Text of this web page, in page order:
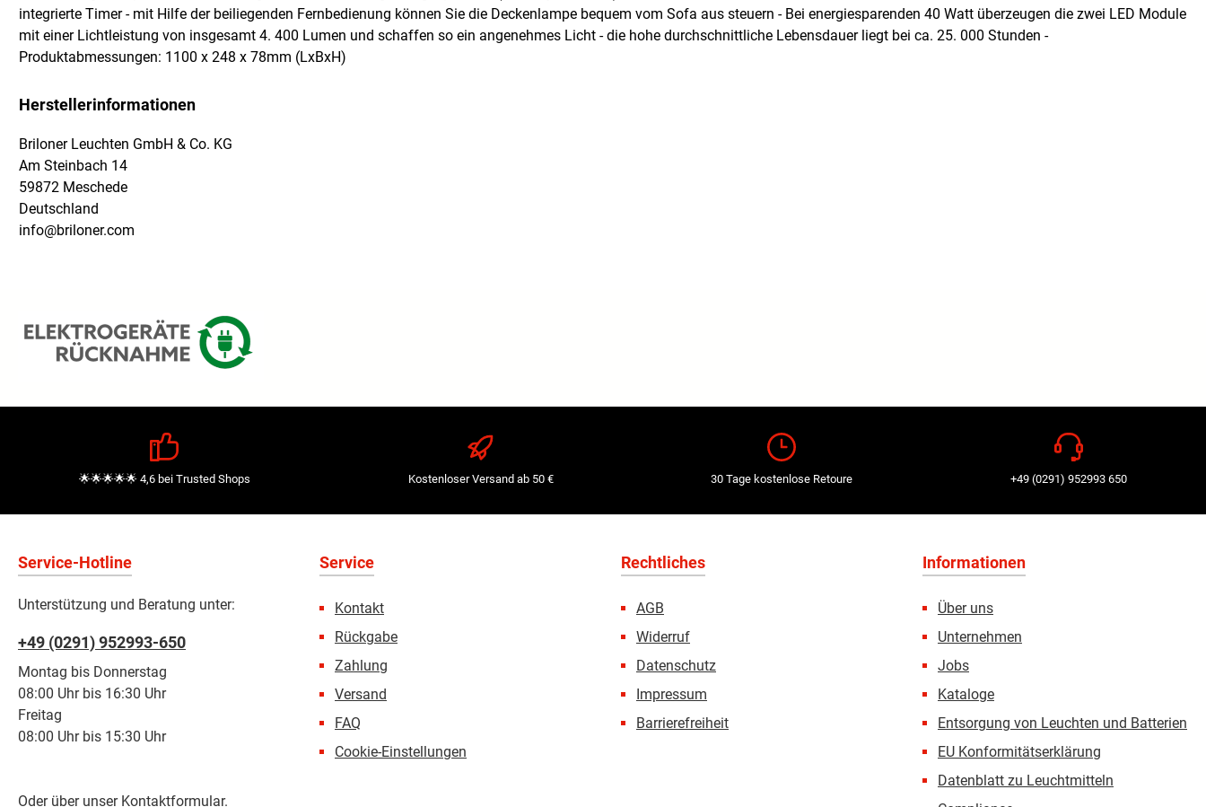
integrierte Timer - mit Hilfe der beiliegenden Fernbedienung können Sie die Deckenlampe bequem vom Sofa aus steuern - Bei energiesparenden 40 Watt überzeugen die zwei LED Module
mit einer Lichtleistung von insgesamt 4. 400 Lumen und schaffen so ein angenehmes Licht - die hohe durchschnittliche Lebensdauer liegt bei ca. 25. 000 Stunden -
Produktabmessungen: 1100 x 248 x 78mm (LxBxH)
Herstellerinformationen
Briloner Leuchten GmbH & Co. KG
Am Steinbach 14
59872 Meschede
Deutschland
info@briloner.com
🌟🌟🌟🌟🌟 4,6 bei Trusted Shops Kostenloser Versand ab 50 € 30 Tage kostenlose Retoure +49 (0291) 952993 650
Service-Hotline
Unterstützung und Beratung unter:
+49 (0291) 952993-650
Montag bis Donnerstag
08:00 Uhr bis 16:30 Uhr
Freitag
08:00 Uhr bis 15:30 Uhr
Oder über unser Kontaktformular.
Service
Kontakt
Rückgabe
Zahlung
Versand
FAQ
Cookie-Einstellungen
Rechtliches
AGB
Widerruf
Datenschutz
Impressum
Barrierefreiheit
Informationen
Über uns
Unternehmen
Jobs
Kataloge
Entsorgung von Leuchten und Batterien
EU Konformitätserklärung
Datenblatt zu Leuchtmitteln